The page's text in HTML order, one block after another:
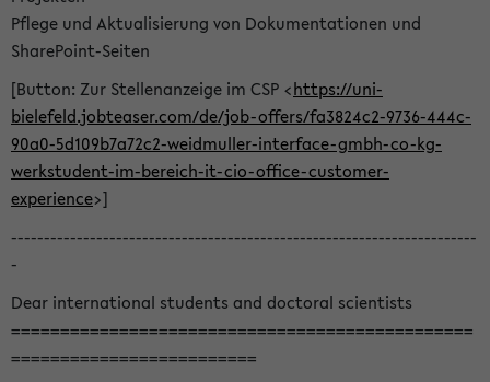
Pflege und Aktualisierung von Dokumentationen und
SharePoint-Seiten
[Button: Zur Stellenanzeige im CSP <https://uni-
bielefeld.jobteaser.com/de/job-offers/fa3824c2-9736-444c-
90a0-5d109b7a72c2-weidmuller-interface-gmbh-co-kg-
werkstudent-im-bereich-it-cio-office-customer-
experience>]
-----------------------------------------------------------------------
-
Dear international students and doctoral scientists
===============================================
=========================